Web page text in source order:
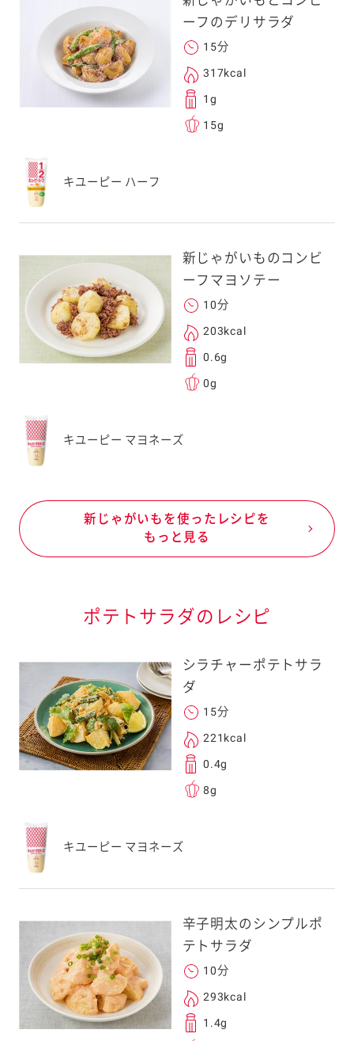
レスは、本サービ
。当社はこの情報
ことはございませ
ーフのデリサラダ
15分
317kcal
1g
15g
キユーピー ハーフ
新じゃがいものコンビ
ーフマヨソテー
10分
203kcal
0.6g
0g
キユーピー マヨネーズ
新じゃがいもを使ったレシピを
もっと見る
ポテトサラダのレシピ
シラチャーポテトサラ
ダ
15分
221kcal
0.4g
8g
キユーピー マヨネーズ
辛子明太のシンプルポ
テトサラダ
10分
293kcal
1.4g